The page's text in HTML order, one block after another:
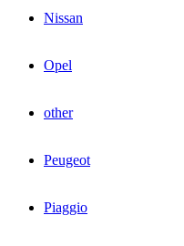
Nissan
Opel
other
Peugeot
Piaggio